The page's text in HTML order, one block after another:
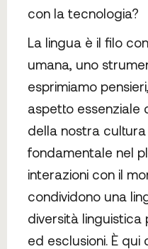
con la tecnologia?
La lingua è il filo
umana, uno
esprimiamo
aspetto essenziale
della nostra
fondamentale nel
interazioni con il
condividono una
diversità linguistica
ed esclusioni. È